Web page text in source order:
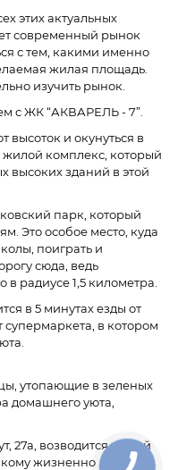
этих актуальных
современный рынок
с тем, какими именно
жилая площадь.
изучить рынок.
с ЖК “АКВАРЕЛЬ - 7”.
высоток и окунуться в
комплекс, который
высоких зданий в этой
парк, который
Это особое место, куда
поиграть и
сюда, ведь
радиусе 1,5 километра.
в 5 минутах езды от
супермаркета, в котором
утопающие в зеленых
домашнего уюта,
27а, возводится жилой
кому жизненно